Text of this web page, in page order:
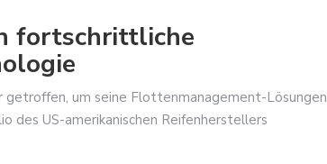
fortschrittliche
getroffen, um seine Flottenmanagement-Lösungen
des US-amerikanischen Reifenherstellers